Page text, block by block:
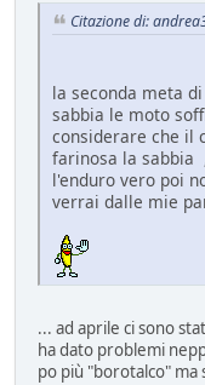
Citazione di:
la seconda meta
sabbia le moto
considerare che il
farinosa la sabbia
l'enduro vero poi
verrai dalle mie
... ad aprile ci sono
ha dato problemi
po più "borotalco" ma